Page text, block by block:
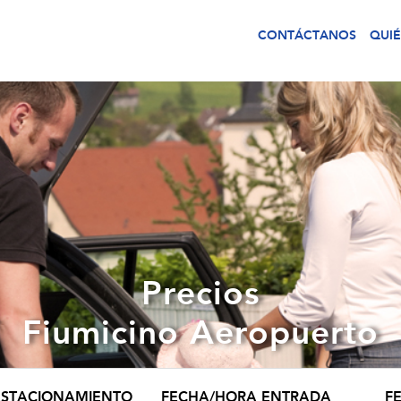
CONTÁCTANOS
Precios
Fiumicino Aeropuerto
FECHA/HORA ENTRADA